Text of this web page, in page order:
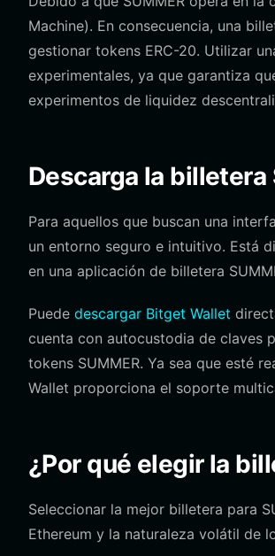
Machine). En consecuencia, una
gestionar tokens ERC-20. Utilizar
experimentales, ya que garantiza
experimentos de liquidez
Descarga la billetera
Para aquellos que buscan una
un entorno seguro e intuitivo. Está
en una aplicación de billetera
Puede descargar Bitget Wallet
cuenta con autocustodia de claves
tokens SUMMER. Ya sea que esté
Wallet proporciona el soporte
¿Por qué elegir la
Seleccionar la mejor billetera para
Ethereum y la naturaleza volátil de